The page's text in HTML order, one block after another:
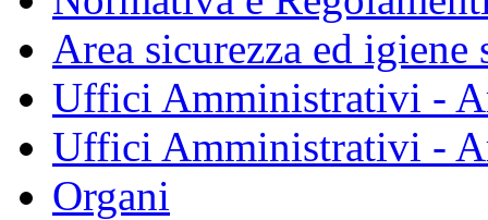
Area sicurezza ed igiene
Uffici Amministrativi -
Uffici Amministrativi -
Organi